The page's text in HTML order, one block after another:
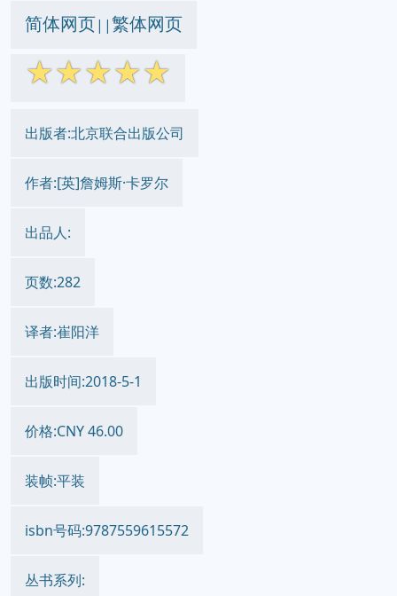
简体网页||繁体网页
☆☆☆☆☆
出版者:北京联合出版公司
作者:[英]詹姆斯·卡罗尔
出品人:
页数:282
译者:崔阳洋
出版时间:2018-5-1
价格:CNY 46.00
装帧:平装
isbn号码:9787559615572
丛书系列: